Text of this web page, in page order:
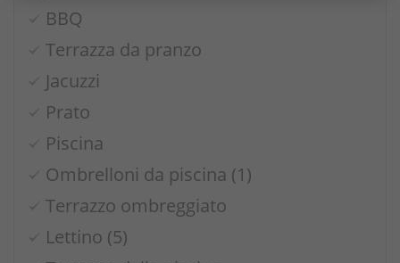
BBQ
Terrazza da pranzo
Jacuzzi
Prato
Piscina
Ombrelloni da piscina (1)
Terrazzo ombreggiato
Lettino (5)